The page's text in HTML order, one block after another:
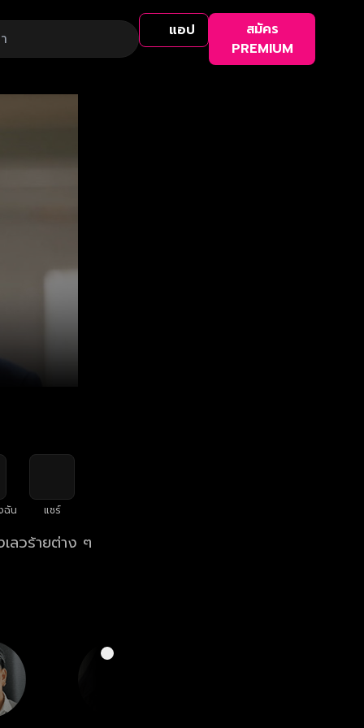
แอป
สมัคร
PREMIUM
ฉัน แชร์
ลวร้ายต่าง ๆ